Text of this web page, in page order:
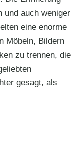
und auch weniger
eine enorme
Möbeln, Bildern
zu trennen, die
gesagt, als